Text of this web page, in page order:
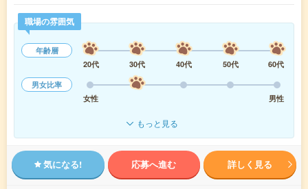
職場の雰囲気
年齢層
20代
30代 40代 50代
60代
男女比率
女性
男性
もっと見る
気になる! 応募へ進む 詳しく見る